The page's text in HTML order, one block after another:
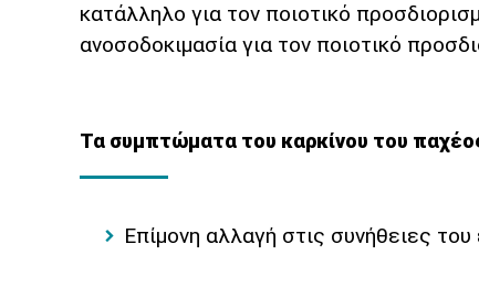
κατάλληλο για τον ποιοτικό
ανοσοδοκιμασία για τον ποιοτικό
Τα συμπτώματα του καρκίνου του
Επίμονη αλλαγή στις συνήθειες